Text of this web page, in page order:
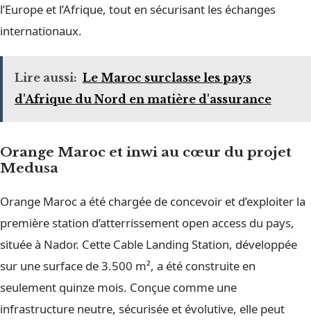
l’Europe et l’Afrique, tout en sécurisant les échanges
internationaux.
Lire aussi: Le Maroc surclasse les pays
d'Afrique du Nord en matière d'assurance
Orange Maroc et inwi au cœur du projet
Medusa
Orange Maroc a été chargée de concevoir et d’exploiter la
première station d’atterrissement open access du pays,
située à Nador. Cette Cable Landing Station, développée
sur une surface de 3.500 m², a été construite en
seulement quinze mois. Conçue comme une
infrastructure neutre, sécurisée et évolutive, elle peut